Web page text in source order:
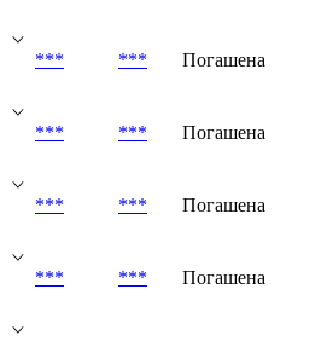
*** *** Погашена
*** *** Погашена
*** *** Погашена
*** *** Погашена